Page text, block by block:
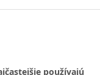
používajú